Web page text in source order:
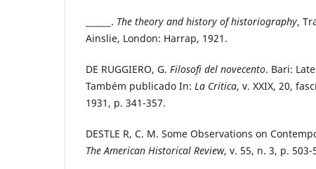
______. The theory and history of historiography,
Ainslie, London: Harrap, 1921.
DE RUGGIERO, G. Filosofi del novecento. Bari:
Também publicado In: La Critica, v. XXIX, 20,
1931, p. 341-357.
DESTLE R, C. M. Some Observations on
The American Historical Review, v. 55, n. 3, p. 503-